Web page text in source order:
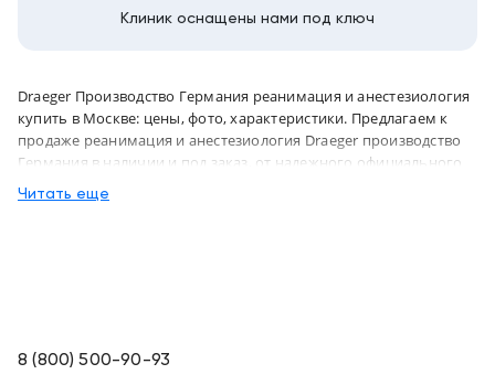
Клиник оснащены нами под ключ
Draeger Производство Германия реанимация и анестезиология
купить в Москве: цены, фото, характеристики. Предлагаем к
продаже реанимация и анестезиология Draeger производство
Германия в наличии и под заказ, от надежного официального
дистрибьютора "МСТ", с бесплатной доставкой в город Москва
и по всей России
Читать еще
8 (800) 500-90-93